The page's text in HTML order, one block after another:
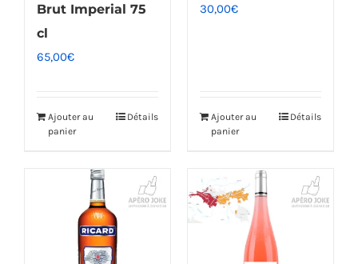
Brut Imperial 75
cl
65,00€
Ajouter au
panier
Détails
30,00€
Ajouter au
panier
Détails